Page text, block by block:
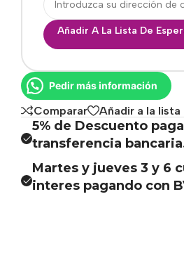
Añadir A La Lista De
Pedir más información
Comparar Añadir a la lista
5% de Descuento
transferencia
Martes y jueves 3 y 6
interes pagando con